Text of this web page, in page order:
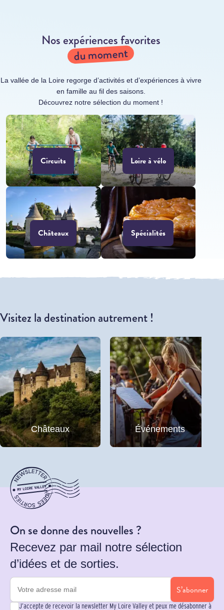
Nos expériences favorites
du moment
La vallée de la Loire regorge d’activités et d’expériences à vivre
en famille au fil des saisons.
Découvrez notre sélection du moment !
Circuits Loire à vélo
Châteaux Spécialités
Visitez la destination autrement !
Châteaux Événements
On se donne des nouvelles ?
Recevez par mail notre sélection
d’idées et de sorties.
S’abonner
J’accepte de recevoir la newsletter My Loire Valley et peux me désabonner à